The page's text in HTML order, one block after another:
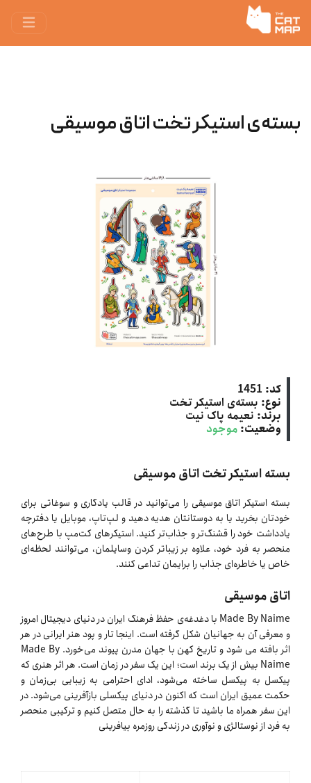
بسته‌ی استیکر تخت اتاق موسیقی
کد: 1451
نوع: بسته‌ی استیکر تخت
برند: نعیمه پاک نیت
وضعیت: موجود
بسته استیکر تخت اتاق موسیقی
بسته استیکر اتاق موسیقی را می‌توانید در قالب یادگاری و سوغاتی برای
خودتان بخرید یا به دوستانتان هدیه دهید و لپ‌تاپ، موبایل یا دفترچه
یادداشت خود را قشنگ‌تر و جذاب‌تر کنید. استیکرهای کت‌مپ با طرح‌های
منحصر به فرد خود، علاوه بر زیباتر کردن وسایلمان، می‌توانند لحظه‌ای
خاص یا خاطره‌ای جذاب را برایمان تداعی کنند.
اتاق موسیقی
Made By Naime با دغدغه‌ی حفظ فرهنگ ایران در دنیای دیجیتال امروز
و معرفی آن به جهانیان شکل گرفته است. اینجا تار و پود هنر ایرانی در هر
اثر بافته می شود و تاریخ کهن با جهان مدرن پیوند می‌‌خورد. Made By
Naime بیش از یک برند است؛ این یک سفر در زمان است. هر اثر هنری که
پیکسل به پیکسل ساخته می‌شود، ادای احترامی به زیبایی بی‌زمان و
حکمت عمیق ایران است که اکنون در دنیای پیکسلی بازآفرینی می‌شود. در
این سفر همراه ما باشید تا گذشته را به حال متصل کنیم و ترکیبی منحصر
به فرد از نوستالژی و نوآوری در زندگی روزمره بیافرینی